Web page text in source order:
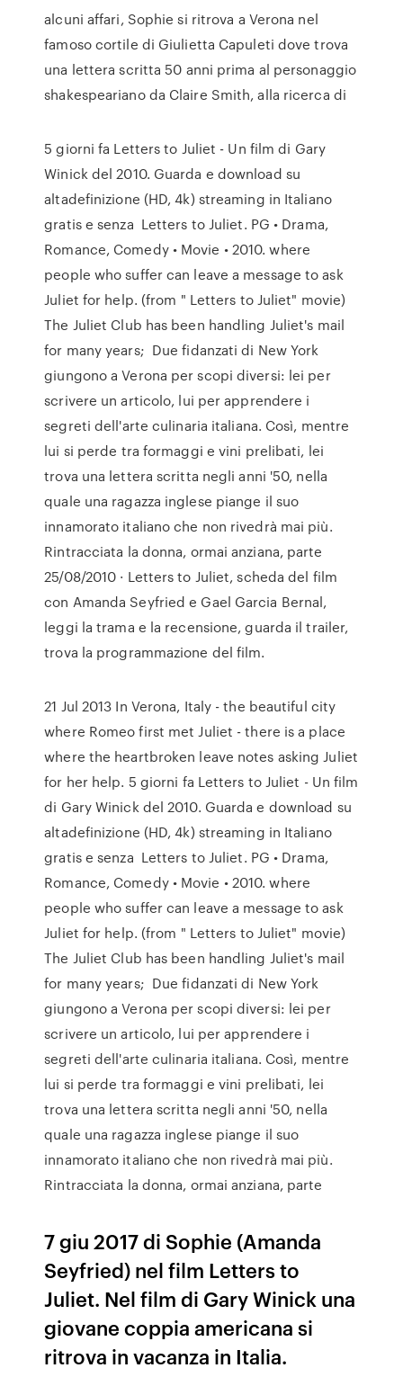
alcuni affari, Sophie si ritrova a Verona nel
famoso cortile di Giulietta Capuleti dove trova
una lettera scritta 50 anni prima al personaggio
shakespeariano da Claire Smith, alla ricerca di
5 giorni fa Letters to Juliet - Un film di Gary
Winick del 2010. Guarda e download su
altadefinizione (HD, 4k) streaming in Italiano
gratis e senza Letters to Juliet. PG • Drama,
Romance, Comedy • Movie • 2010. where
people who suffer can leave a message to ask
Juliet for help. (from " Letters to Juliet" movie)
The Juliet Club has been handling Juliet's mail
for many years; Due fidanzati di New York
giungono a Verona per scopi diversi: lei per
scrivere un articolo, lui per apprendere i
segreti dell'arte culinaria italiana. Così, mentre
lui si perde tra formaggi e vini prelibati, lei
trova una lettera scritta negli anni '50, nella
quale una ragazza inglese piange il suo
innamorato italiano che non rivedrà mai più.
Rintracciata la donna, ormai anziana, parte
25/08/2010 · Letters to Juliet, scheda del film
con Amanda Seyfried e Gael Garcia Bernal,
leggi la trama e la recensione, guarda il trailer,
trova la programmazione del film.
21 Jul 2013 In Verona, Italy - the beautiful city
where Romeo first met Juliet - there is a place
where the heartbroken leave notes asking Juliet
for her help. 5 giorni fa Letters to Juliet - Un film
di Gary Winick del 2010. Guarda e download su
altadefinizione (HD, 4k) streaming in Italiano
gratis e senza Letters to Juliet. PG • Drama,
Romance, Comedy • Movie • 2010. where
people who suffer can leave a message to ask
Juliet for help. (from " Letters to Juliet" movie)
The Juliet Club has been handling Juliet's mail
for many years; Due fidanzati di New York
giungono a Verona per scopi diversi: lei per
scrivere un articolo, lui per apprendere i
segreti dell'arte culinaria italiana. Così, mentre
lui si perde tra formaggi e vini prelibati, lei
trova una lettera scritta negli anni '50, nella
quale una ragazza inglese piange il suo
innamorato italiano che non rivedrà mai più.
Rintracciata la donna, ormai anziana, parte
7 giu 2017 di Sophie (Amanda
Seyfried) nel film Letters to
Juliet. Nel film di Gary Winick una
giovane coppia americana si
ritrova in vacanza in Italia.